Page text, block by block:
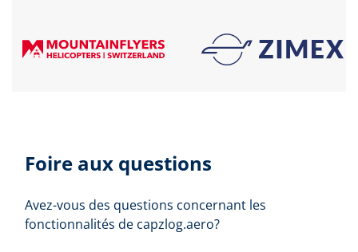
Foire aux questions
Avez-vous des questions concernant les
fonctionnalités de capzlog.aero?